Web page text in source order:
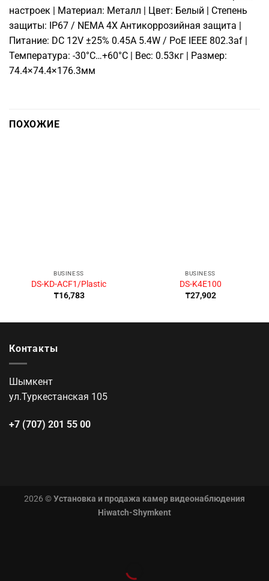
настроек | Материал: Металл | Цвет: Белый | Степень
защиты: IP67 / NEMA 4X Антикоррозийная защита |
Питание: DC 12V ±25% 0.45A 5.4W / PoE IEEE 802.3af |
Температура: -30°C…+60°C | Вес: 0.53кг | Размер:
74.4×74.4×176.3мм
ПОХОЖИЕ
BUSINESS
DS-KD-ACF1/Plastic
₸16,783
BUSINESS
DS-K4E100
₸27,902
Контакты
Шымкент
ул.Туркестанская 105
+7 (707) 201 55 00
2026 ©Установка и продажа камер видеонаблюдения
Hiwatch-Shymkent